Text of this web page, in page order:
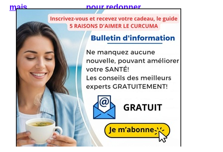
mais ...
pour redonner ...